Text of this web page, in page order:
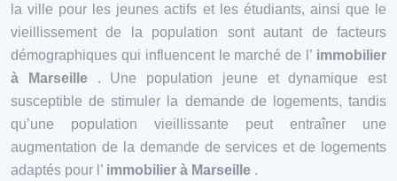
la ville pour les jeunes actifs et les étudiants, ainsi que le
vieillissement de la population sont autant de facteurs
démographiques qui influencent le marché de l’ immobilier
à Marseille . Une population jeune et dynamique est
susceptible de stimuler la demande de logements, tandis
qu’une population vieillissante peut entraîner une
augmentation de la demande de services et de logements
adaptés pour l’ immobilier à Marseille .